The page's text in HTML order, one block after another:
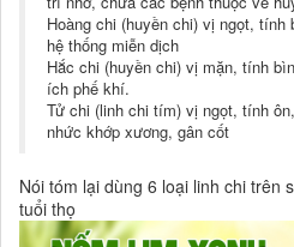
Hoàng chi (huyền chi) vị ngọt,
hệ thống miễn dịch
Hắc chi (huyền chi) vị mặn, tính
ích phế khí.
Tử chi (linh chi tím) vị ngọt, tính
nhức khớp xương, gân cốt
Nói tóm lại dùng 6 loại linh chi trên
tuổi thọ